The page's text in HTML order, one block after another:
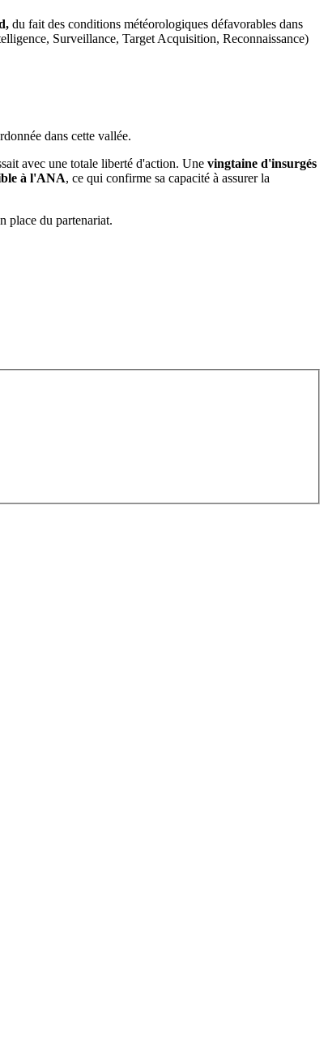
du fait des conditions météorologiques défavorables dans
Surveillance, Target Acquisition, Reconnaissance)
dans cette vallée.
avec une totale liberté d'action. Une vingtaine d'insurgés
à l'ANA, ce qui confirme sa capacité à assurer la
place du partenariat.